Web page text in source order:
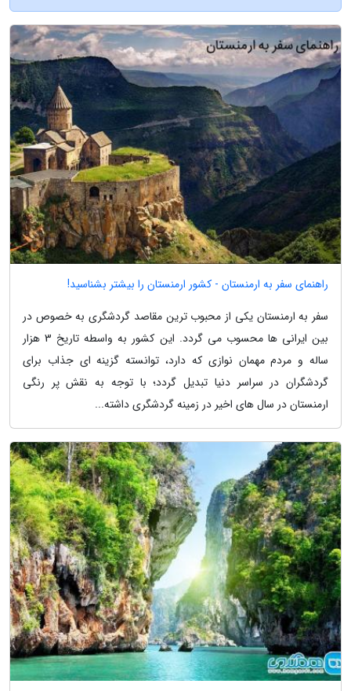
راهنمای سفر به ارمنستان - کشور ارمنستان را بیشتر بشناسید!
سفر به ارمنستان یکی از محبوب ترین مقاصد گردشگری به خصوص در
بین ایرانی ها محسوب می گردد. این کشور به واسطه تاریخ 3 هزار
ساله و مردم مهمان نوازی که دارد، توانسته گزینه ای جذاب برای
گردشگران در سراسر دنیا تبدیل گردد؛ با توجه به نقش پر رنگی
ارمنستان در سال های اخیر در زمینه گردشگری داشته...